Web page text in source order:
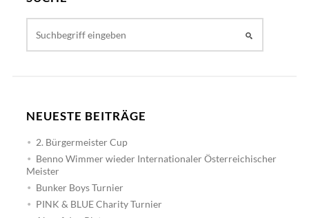
NEUESTE BEITRÄGE
2. Bürgermeister Cup
Benno Wimmer wieder Internationaler Österreichischer
Meister
Bunker Boys Turnier
PINK & BLUE Charity Turnier